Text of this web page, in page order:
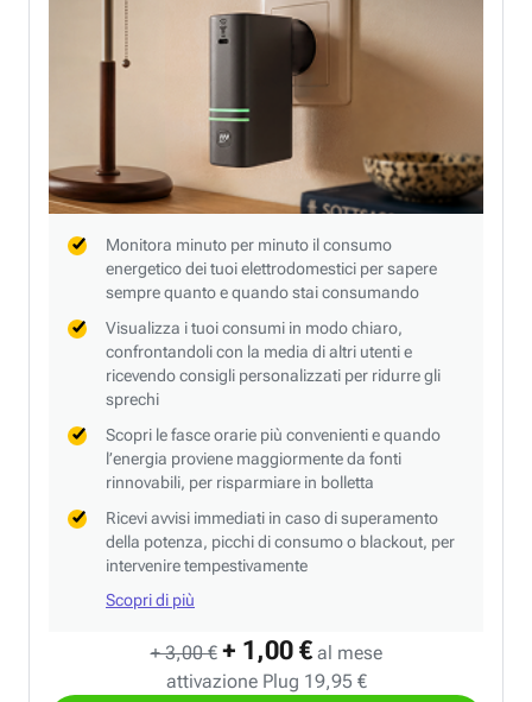
+ 3,00 € + 1,00 € al mese
attivazione Plug 19,95 €
Monitora minuto per minuto il consumo
energetico dei tuoi elettrodomestici per sapere
sempre quanto e quando stai consumando
Visualizza i tuoi consumi in modo chiaro,
confrontandoli con la media di altri utenti e
ricevendo consigli personalizzati per ridurre gli
sprechi
Scopri le fasce orarie più convenienti e quando
l’energia proviene maggiormente da fonti
rinnovabili, per risparmiare in bolletta
Ricevi avvisi immediati in caso di superamento
della potenza, picchi di consumo o blackout, per
intervenire tempestivamente
Scopri di più